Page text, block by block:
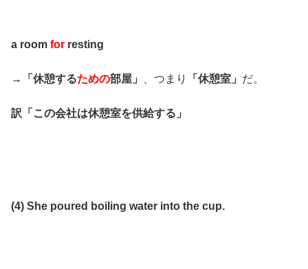
a room for resting
→ 「休憩するための部屋」 、つまり 「休憩室」 だ。
訳「この会社は休憩室を供給する」
(4) She poured boiling water into the cup.